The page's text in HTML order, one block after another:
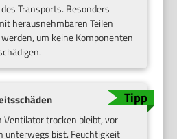
Transports. Besonders
herausnehmbaren Teilen
um keine Komponenten
Ventilator trocken bleibt, vor
unterwegs bist. Feuchtigkeit